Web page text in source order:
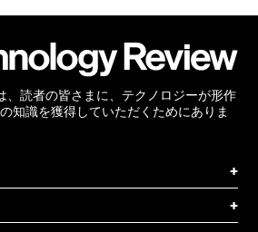
、読者の皆さまに、テクノロジーが形作
知識を獲得していただくためにありま
+
+